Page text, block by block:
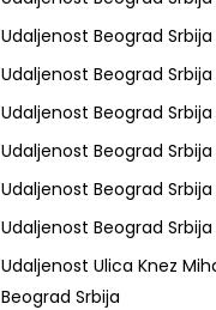
Udaljenost Beograd
Udaljenost Beograd
Udaljenost Beograd
Udaljenost Beograd
Udaljenost Beograd
Udaljenost Beograd
Udaljenost Ulica Knez
Beograd Srbija